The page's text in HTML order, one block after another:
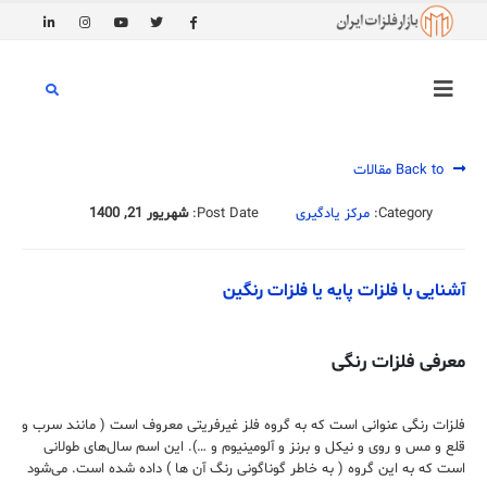
Category: مرکز یادگیری Post Date: شهریور 21, 1400
آشنایی با فلزات پایه یا فلزات رنگین
معرفی فلزات رنگی
فلزات رنگی عنوانی است که به گروه فلز غیرفریتی معروف است ( مانند سرب و
قلع و مس و روی و نیکل و برنز و آلومینیوم و …). این اسم سال‌های طولانی
است که به این گروه ( به خاطر گوناگونی رنگ آن ها ) داده شده است. می‌شود